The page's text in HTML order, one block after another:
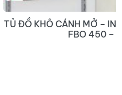
– INOX 304 NAN DẸT –